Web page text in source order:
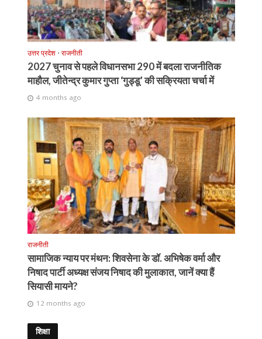
उत्तर प्रदेश • राजनीती
2027 चुनाव से पहले विधानसभा 290 में बदला राजनीतिक
माहौल, जीतेन्द्र कुमार गुप्ता ‘गुड्डू’ की सक्रियता चर्चा में
4 months ago
राजनीती
सामाजिक न्याय पर मंथन: शिवसेना के डॉ. अभिषेक वर्मा और
निषाद पार्टी अध्यक्ष संजय निषाद की मुलाकात, जानें क्या हैं
सियासी मायने?
12 months ago
शिक्षा